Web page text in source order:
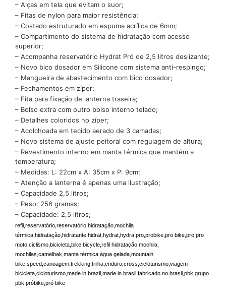
– Alças em tela que evitam o suor;
– Fitas de nylon para maior resistência;
– Costado estruturado em espuma acrílica de 6mm;
– Compartimento do sistema de hidratação com acesso
superior;
– Acompanha reservatório Hydrat Pró de 2,5 litros deslizante;
– Novo bico dosador em Silicone com sistema anti-respingo;
– Mangueira de abastecimento com bico dosador;
– Fechamentos em zíper;
– Fita para fixação de lanterna traseira;
– Bolso extra com outro bolso interno telado;
– Detalhes coloridos no zíper;
– Acolchoada em tecido aerado de 3 camadas;
– Novo sistema de ajuste peitoral com regulagem de altura;
– Revestimento interno em manta térmica que mantém a
temperatura;
– Medidas: L: 22cm x A: 35cm x P: 9cm;
– Atenção a lanterna é apenas uma ilustração;
– Capacidade 2,5 litros;
– Peso: 256 gramas;
– Capacidade: 2,5 litros;
refil,reservatório,reservatório hidratação,mochila
térmica,hidratação,hidratante,hidrat,hydrat,hydra pro,probike,pro bike,pro,pro
moto,ciclismo,bicicleta,bike,bicycle,refil hidratação,mochila,
mochilas,camelbak,manta térmica,água gelada,mountain
bike,speed,canoagem,trekking,trilha,enduro,cross,cicloturismo,viagem
bicicleta,cicloturismo,made in brazil,made in brasil,fabricado no brasil,pbk,grupo
pbk,próbike,pró bike